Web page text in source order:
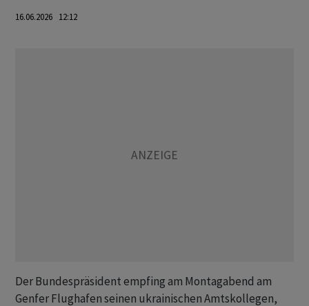
16.06.2026 12:12
Der Bundespräsident empfing am Montagabend am
Genfer Flughafen seinen ukrainischen Amtskollegen,